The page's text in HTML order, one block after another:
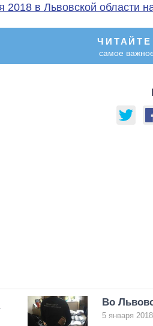
2018 в Львовской области
ЧИТАЙТЕ
самое
Во
5 января